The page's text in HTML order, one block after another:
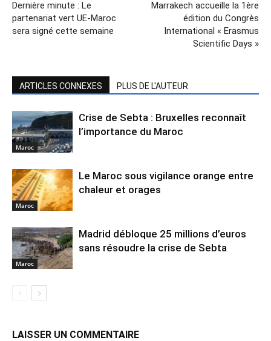
Dernière minute : Le
partenariat vert UE-Maroc
sera signé cette semaine
Marrakech accueille la 1ère
édition du Congrès
International « Erasmus
Scientific Days »
ARTICLES CONNEXES PLUS DE L'AUTEUR
Maroc
Crise de Sebta : Bruxelles reconnaît
l’importance du Maroc
Maroc
Le Maroc sous vigilance orange entre
chaleur et orages
Maroc
Madrid débloque 25 millions d’euros
sans résoudre la crise de Sebta
LAISSER UN COMMENTAIRE